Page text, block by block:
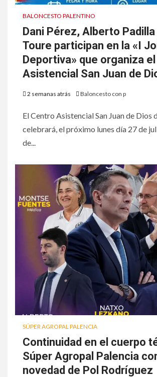
BALONCESTO PALENTINO
Dani Pérez, Alberto
Toure participan en la «I
Deportiva» que organiza
Asistencial San Juan de
2 semanas atrás Baloncesto con p
El Centro Asistencial San Juan de Dios
celebrará, el próximo lunes día 27 de
de...
SÚPER AGROPAL PALENCIA
Continuidad en el cuerpo
Súper Agropal Palencia
novedad de Pol Rodríguez